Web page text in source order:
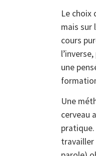
Le choix
mais sur
cours
une
Une
cerveau
travailler